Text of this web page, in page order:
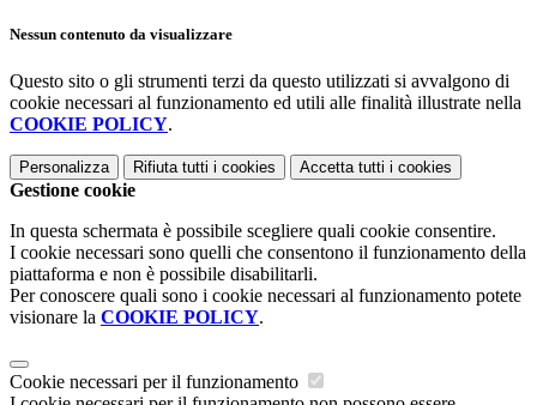
Nessun contenuto da visualizzare
Questo sito o gli strumenti terzi da questo utilizzati si avvalgono di
cookie necessari al funzionamento ed utili alle finalità illustrate nella
COOKIE POLICY.
Personalizza Rifiuta tutti i cookies Accetta tutti i cookies
Gestione cookie
In questa schermata è possibile scegliere quali cookie consentire.
I cookie necessari sono quelli che consentono il funzionamento della
piattaforma e non è possibile disabilitarli.
Per conoscere quali sono i cookie necessari al funzionamento potete
visionare la COOKIE POLICY.
Cookie necessari per il funzionamento